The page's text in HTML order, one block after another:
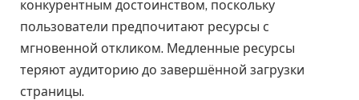
конкурентным достоинством, поскольку
пользователи предпочитают ресурсы с
мгновенной откликом. Медленные ресурсы
теряют аудиторию до завершённой загрузки
страницы.